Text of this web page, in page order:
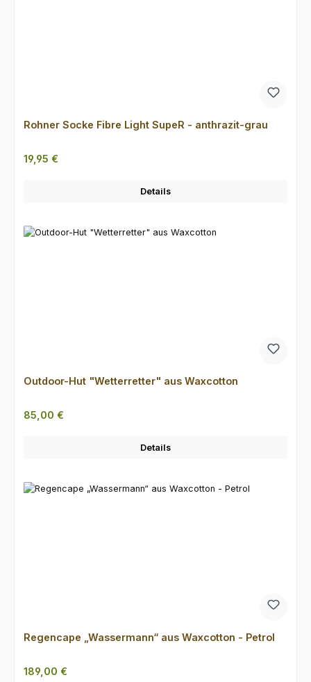
Rohner Socke Fibre Light SupeR - anthrazit-grau
Regulärer Preis:
19,95 €
Details
Outdoor-Hut "Wetterretter" aus Waxcotton
Regulärer Preis:
85,00 €
Details
Regencape „Wassermann“ aus Waxcotton - Petrol
Regulärer Preis:
189,00 €